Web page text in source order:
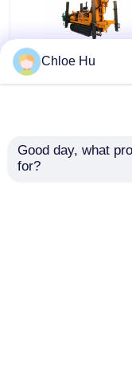
400M বোরহোল ড্রিলিং
ওয়াটার হোল ড্রিলিং মেশিন
Chloe Hu
Good day, what
for?